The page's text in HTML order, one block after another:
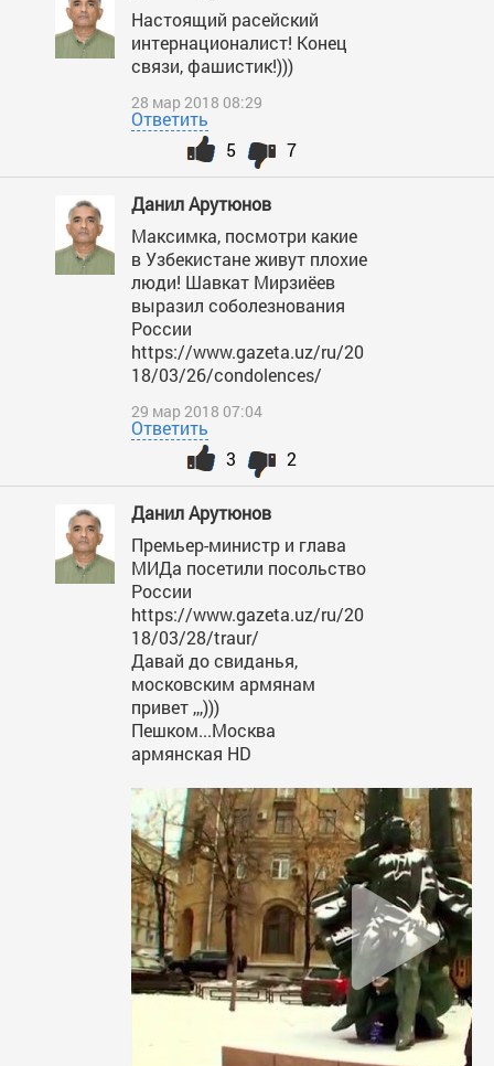
Настоящий расейский
интернационалист! Конец
связи, фашистик!)))
28 мар 2018 08:29
Ответить
7
5
Данил Арутюнов
Максимка, посмотри какие
в Узбекистане живут плохие
люди! Шавкат Мирзиёев
выразил соболезнования
России
https://www.gazeta.uz/ru/20
18/03/26/condolences/
29 мар 2018 07:04
Ответить
2
3
Данил Арутюнов
Премьер-министр и глава
МИДа посетили посольство
России
https://www.gazeta.uz/ru/20
18/03/28/traur/
Давай до свиданья,
московским армянам
привет ,,,)))
Пешком...Москва
армянская HD